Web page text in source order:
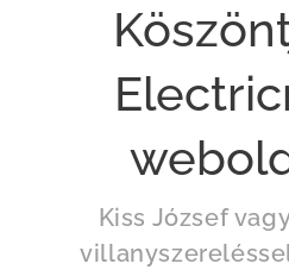
Kiss József